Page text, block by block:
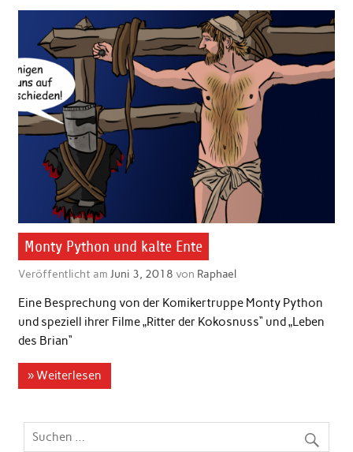
Monty Python und kalte Ente
Veröffentlicht am Juni 3, 2018 von Raphael
Eine Besprechung von der Komikertruppe Monty Python
und speziell ihrer Filme „Ritter der Kokosnuss“ und „Leben
des Brian“
» Weiterlesen